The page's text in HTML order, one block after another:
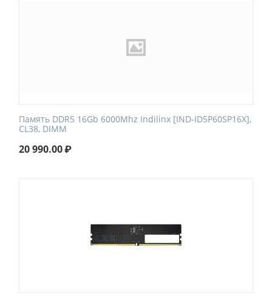
Память DDR5 16Gb 6000Mhz Indilinx [IND-ID5P60SP16X],
CL38, DIMM
20 990.00₽